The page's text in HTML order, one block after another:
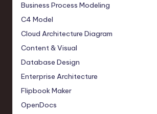
Business Process Modeling
C4 Model
Cloud Architecture Diagram
Content & Visual
Database Design
Enterprise Architecture
Flipbook Maker
OpenDocs